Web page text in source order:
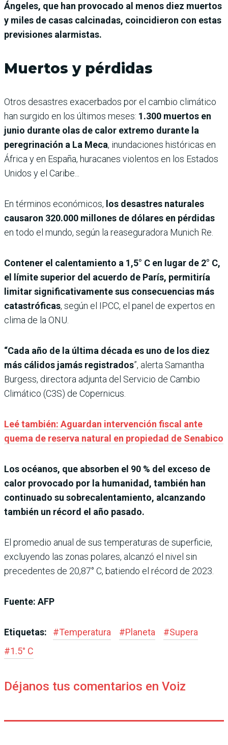
Ángeles, que han provocado al menos diez muertos
y miles de casas calcinadas, coincidieron con estas
previsiones alarmistas.
Muertos y pérdidas
Otros desastres exacerbados por el cambio climático
han surgido en los últimos meses: 1.300 muertos en
junio durante olas de calor extremo durante la
peregrinación a La Meca, inundaciones históricas en
África y en España, huracanes violentos en los Estados
Unidos y el Caribe...
En términos económicos, los desastres naturales
causaron 320.000 millones de dólares en pérdidas
en todo el mundo, según la reaseguradora Munich Re.
Contener el calentamiento a 1,5° C en lugar de 2° C,
el límite superior del acuerdo de París, permitiría
limitar significativamente sus consecuencias más
catastróficas, según el IPCC, el panel de expertos en
clima de la ONU.
“Cada año de la última década es uno de los diez
más cálidos jamás registrados”, alerta Samantha
Burgess, directora adjunta del Servicio de Cambio
Climático (C3S) de Copernicus.
Leé también: Aguardan intervención fiscal ante
quema de reserva natural en propiedad de Senabico
Los océanos, que absorben el 90 % del exceso de
calor provocado por la humanidad, también han
continuado su sobrecalentamiento, alcanzando
también un récord el año pasado.
El promedio anual de sus temperaturas de superficie,
excluyendo las zonas polares, alcanzó el nivel sin
precedentes de 20,87° C, batiendo el récord de 2023.
Fuente: AFP
Etiquetas: #Temperatura #Planeta #Supera
#1.5° C
Déjanos tus comentarios en Voiz